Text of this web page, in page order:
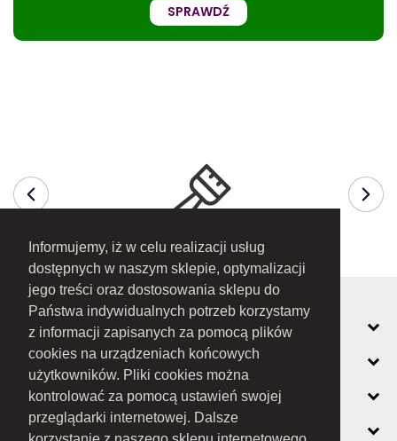
Informujemy, iż w celu realizacji usług
dostępnych w naszym sklepie, optymalizacji
jego treści oraz dostosowania sklepu do
Państwa indywidualnych potrzeb korzystamy
z informacji zapisanych za pomocą plików
cookies na urządzeniach końcowych
użytkowników. Pliki cookies można
kontrolować za pomocą ustawień swojej
przeglądarki internetowej. Dalsze
SPRAWDŹ
MOJE KONTO
INFORMACJE
O FIRMIE
ZOBACZ RÓWNIEŻ